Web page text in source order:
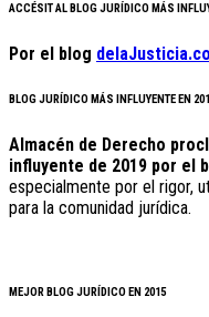
ACCÉSIT AL BLOG JURÍDICO MÁS
Por el blog
BLOG JURÍDICO MÁS INFLUYENTE EN
Almacén de Derecho
influyente de 2019 por el
especialmente por el rigor,
para la comunidad jurídica.
MEJOR BLOG JURÍDICO EN 2015